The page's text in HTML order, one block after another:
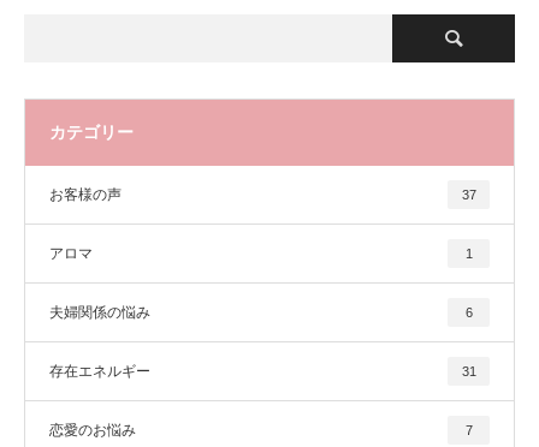
カテゴリー
お客様の声 37
アロマ 1
夫婦関係の悩み 6
存在エネルギー 31
恋愛のお悩み 7